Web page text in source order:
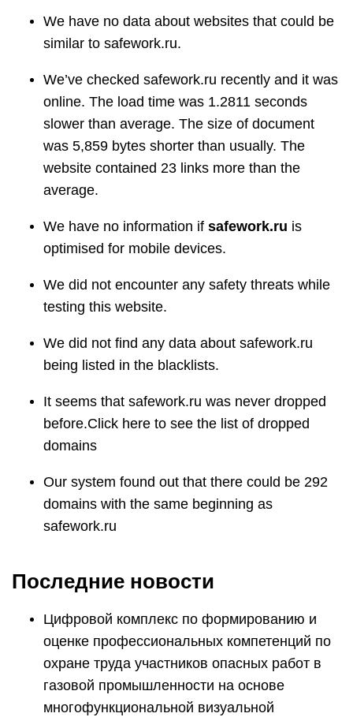
We have no data about websites that could be
similar to safework.ru.
We’ve checked safework.ru recently and it was
online. The load time was 1.2811 seconds
slower than average. The size of document
was 5,859 bytes shorter than usually. The
website contained 23 links more than the
average.
We have no information if safework.ru is
optimised for mobile devices.
We did not encounter any safety threats while
testing this website.
We did not find any data about safework.ru
being listed in the blacklists.
It seems that safework.ru was never dropped
before.Click here to see the list of dropped
domains
Our system found out that there could be 292
domains with the same beginning as
safework.ru
Последние новости
Цифровой комплекс по формированию и
оценке профессиональных компетенций по
охране труда участников опасных работ в
газовой промышленности на основе
многофункциональной визуальной